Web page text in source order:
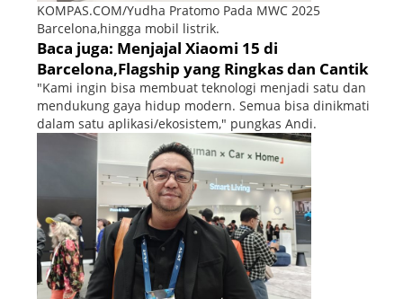
KOMPAS.COM/Yudha Pratomo Pada MWC 2025
Barcelona,hingga mobil listrik.
Baca juga: Menjajal Xiaomi 15 di
Barcelona,Flagship yang Ringkas dan Cantik
"Kami ingin bisa membuat teknologi menjadi satu dan
mendukung gaya hidup modern. Semua bisa dinikmati
dalam satu aplikasi/ekosistem," pungkas Andi.